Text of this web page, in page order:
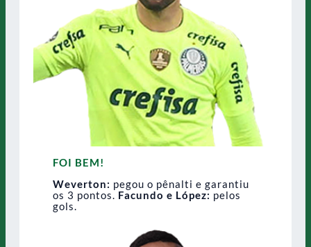
FOI BEM!
Weverton: pegou o pênalti e garantiu
os 3 pontos. Facundo e López: pelos
gols.